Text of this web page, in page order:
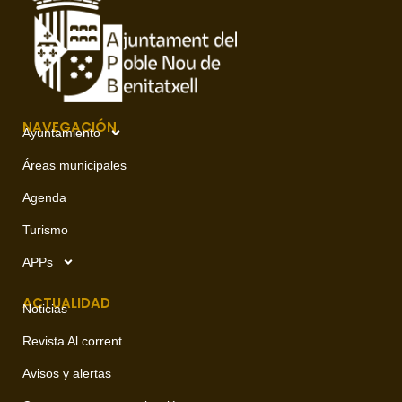
NAVEGACIÓN
Ayuntamiento
Áreas municipales
Agenda
Turismo
APPs
ACTUALIDAD
Noticias
Revista Al corrent
Avisos y alertas